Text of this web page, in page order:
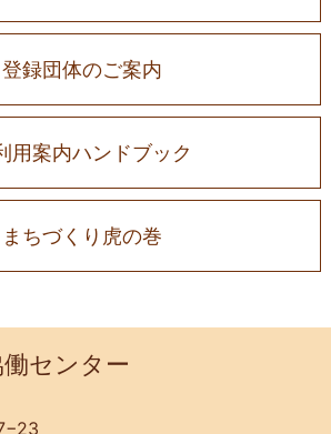
登録団体のご案内
用案内ハンドブック
まちづくり虎の巻
センター